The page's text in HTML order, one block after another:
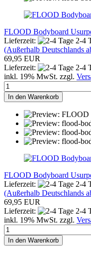
FLOOD Bodyboard
Lieferzeit:
2-4
(Außerhalb Deutschlands
69,95 EUR
Lieferzeit:
2-4
inkl. 19% MwSt. zzgl.
In den Warenkorb
FLOOD Bodyboard
Lieferzeit:
2-4
(Außerhalb Deutschlands
69,95 EUR
Lieferzeit:
2-4
inkl. 19% MwSt. zzgl.
In den Warenkorb